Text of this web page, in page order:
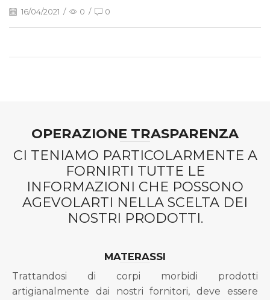
16/04/2021 / 0 / 0
OPERAZIONE TRASPARENZA
CI TENIAMO PARTICOLARMENTE A
FORNIRTI TUTTE LE
INFORMAZIONI CHE POSSONO
AGEVOLARTI NELLA SCELTA DEI
NOSTRI PRODOTTI.
MATERASSI
Trattandosi di corpi morbidi prodotti
artigianalmente dai nostri fornitori, deve essere